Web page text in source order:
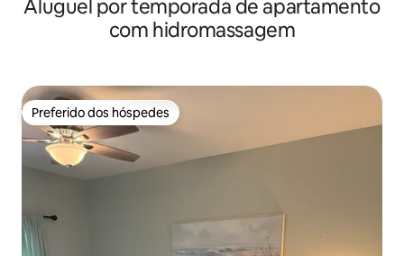
Aluguel por temporada de apartamento
com hidromassagem
Preferido dos hóspedes
Preferido dos hóspedes